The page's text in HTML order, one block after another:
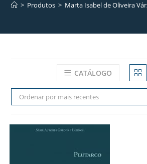
> Produtos > Marta Isabel de Oliveira
CATÁLOGO
Ordenar por mais recentes